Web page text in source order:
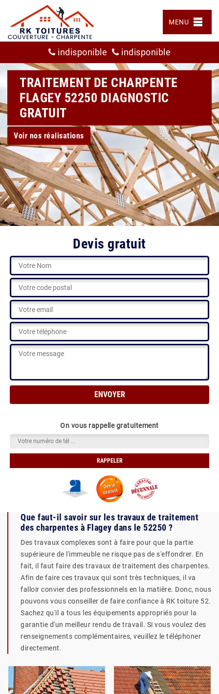
MENU
indisponible indisponible
TRAITEMENT DE CHARPENTE
FLAGEY 52250 DIAGNOSTIC
GRATUIT
Voir nos réalisations
Devis gratuit
On vous rappelle gratuitement
Que faut-il savoir sur les travaux de traitement
des charpentes à Flagey dans le 52250 ?
Des travaux complexes sont à faire pour que la partie
supérieure de l'immeuble ne risque pas de s'effondrer. En
fait, il faut faire des travaux de traitement des charpentes.
Afin de faire ces travaux qui sont très techniques, il va
falloir convier des professionnels en la matière. Donc, nous
pouvons vous conseiller de faire confiance à RK toiture 52.
Sachez qu'il a tous les équipements appropriés pour la
garantie d'un meilleur rendu de travail. Si vous voulez des
renseignements complémentaires, veuillez le téléphoner
directement.